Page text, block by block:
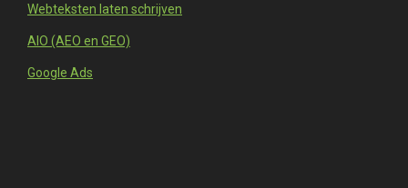
Webteksten laten schrijven
AIO (AEO en GEO)
Google Ads